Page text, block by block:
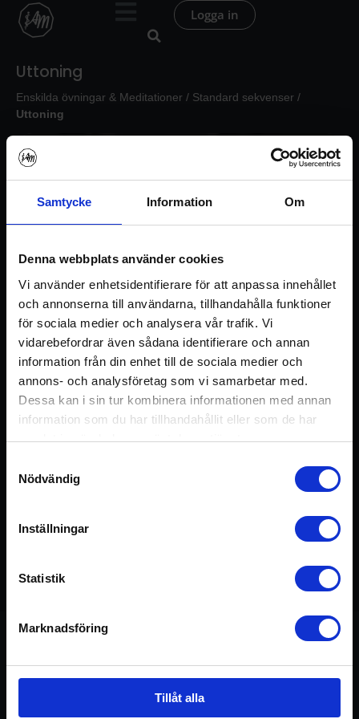
Samtycke Information Om
Denna webbplats använder cookies
Vi använder enhetsidentifierare för att anpassa innehållet
och annonserna till användarna, tillhandahålla funktioner
för sociala medier och analysera vår trafik. Vi
vidarebefordrar även sådana identifierare och annan
information från din enhet till de sociala medier och
annons- och analysföretag som vi samarbetar med.
Dessa kan i sin tur kombinera informationen med annan
information som du har tillhandahållit eller som de har
samlat in när du har använt deras tjänster.
Nödvändig
Inställningar
Statistik
Marknadsföring
Tillåt alla
Hoppa
Logga in
Uttoning
Enskilda övningar & Meditationer / Standard sekvenser /
Uttoning
Logga in / Registrera konto
02:11
Om övningen